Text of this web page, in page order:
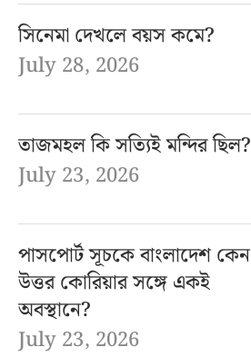
সিনেমা দেখলে বয়স কমে?
July 28, 2026
তাজমহল কি সত্যিই মন্দির ছিল?
July 23, 2026
পাসপোর্ট সূচকে বাংলাদেশ কেন
উত্তর কোরিয়ার সঙ্গে একই
অবস্থানে?
July 23, 2026